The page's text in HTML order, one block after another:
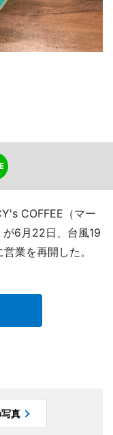
COFFEE（マー
が6月22日、台風19
業を再開した。
真